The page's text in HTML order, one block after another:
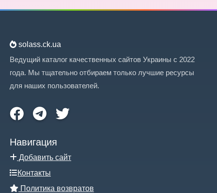
solass.ck.ua
Ведущий каталог качественных сайтов Украины с 2022
года. Мы тщательно отбираем только лучшие ресурсы
для наших пользователей.
Навигация
Добавить сайт
Контакты
Политика возвратов